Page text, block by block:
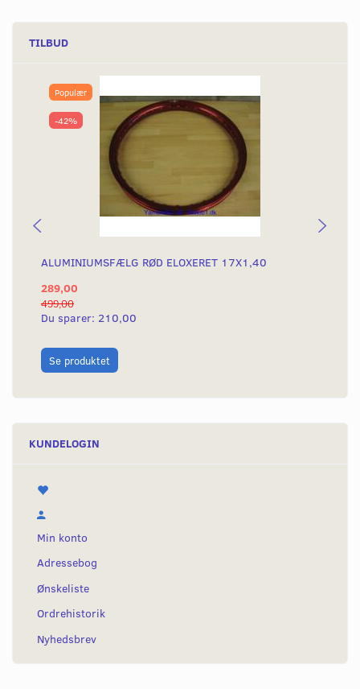
TILBUD
Populær
-42%
ALUMINIUMSFÆLG RØD ELOXERET 17X1,40
289,00
499,00
Du sparer: 210,00
Se produktet
KUNDELOGIN
Min konto
Adressebog
Ønskeliste
Ordrehistorik
Nyhedsbrev